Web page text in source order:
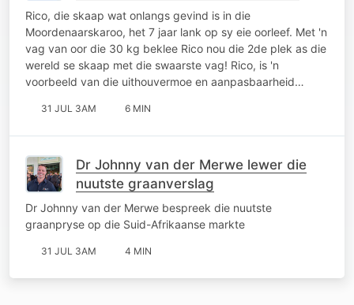
Rico, die skaap wat onlangs gevind is in die
Moordenaarskaroo, het 7 jaar lank op sy eie oorleef. Met 'n
vag van oor die 30 kg beklee Rico nou die 2de plek as die
wereld se skaap met die swaarste vag! Rico, is 'n
voorbeeld van die uithouvermoe en aanpasbaarheid…
31 JUL 3AM 6 MIN
Dr Johnny van der Merwe lewer die
nuutste graanverslag
Dr Johnny van der Merwe bespreek die nuutste
graanpryse op die Suid-Afrikaanse markte
31 JUL 3AM 4 MIN